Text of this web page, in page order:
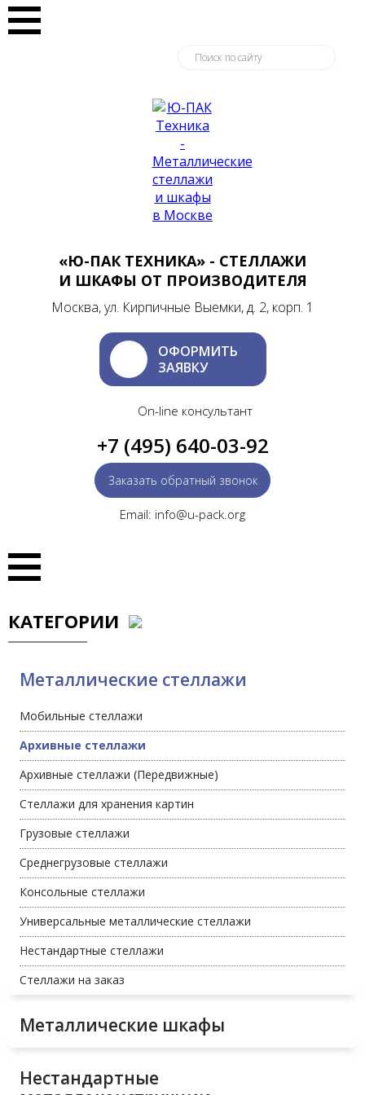
«Ю-ПАК ТЕХНИКА» - СТЕЛЛАЖИ
И ШКАФЫ ОТ ПРОИЗВОДИТЕЛЯ
Москва, ул. Кирпичные Выемки, д. 2, корп. 1
ОФОРМИТЬ
ЗАЯВКУ
On-line консультант
+7 (495) 640-03-92
Заказать обратный звонок
Email: info@u-pack.org
КАТЕГОРИИ
Металлические стеллажи
Мобильные стеллажи
Архивные стеллажи
Архивные стеллажи (Передвижные)
Стеллажи для хранения картин
Грузовые стеллажи
Среднегрузовые стеллажи
Консольные стеллажи
Универсальные металлические стеллажи
Нестандартные стеллажи
Стеллажи на заказ
Металлические шкафы
Нестандартные